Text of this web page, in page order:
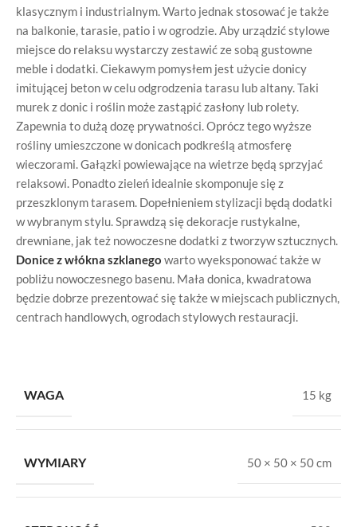
klasycznym i industrialnym. Warto jednak stosować je także
na balkonie, tarasie, patio i w ogrodzie. Aby urządzić stylowe
miejsce do relaksu wystarczy zestawić ze sobą gustowne
meble i dodatki. Ciekawym pomysłem jest użycie donicy
imitującej beton w celu odgrodzenia tarasu lub altany. Taki
murek z donic i roślin może zastąpić zasłony lub rolety.
Zapewnia to dużą dozę prywatności. Oprócz tego wyższe
rośliny umieszczone w donicach podkreślą atmosferę
wieczorami. Gałązki powiewające na wietrze będą sprzyjać
relaksowi. Ponadto zieleń idealnie skomponuje się z
przeszklonym tarasem. Dopełnieniem stylizacji będą dodatki
w wybranym stylu. Sprawdzą się dekoracje rustykalne,
drewniane, jak też nowoczesne dodatki z tworzyw sztucznych.
Donice z włókna szklanego warto wyeksponować także w
pobliżu nowoczesnego basenu. Mała donica, kwadratowa
będzie dobrze prezentować się także w miejscach publicznych,
centrach handlowych, ogrodach stylowych restauracji.
WAGA 15 kg
WYMIARY 50 × 50 × 50 cm